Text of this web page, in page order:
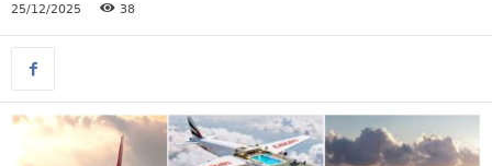
25/12/2025 38